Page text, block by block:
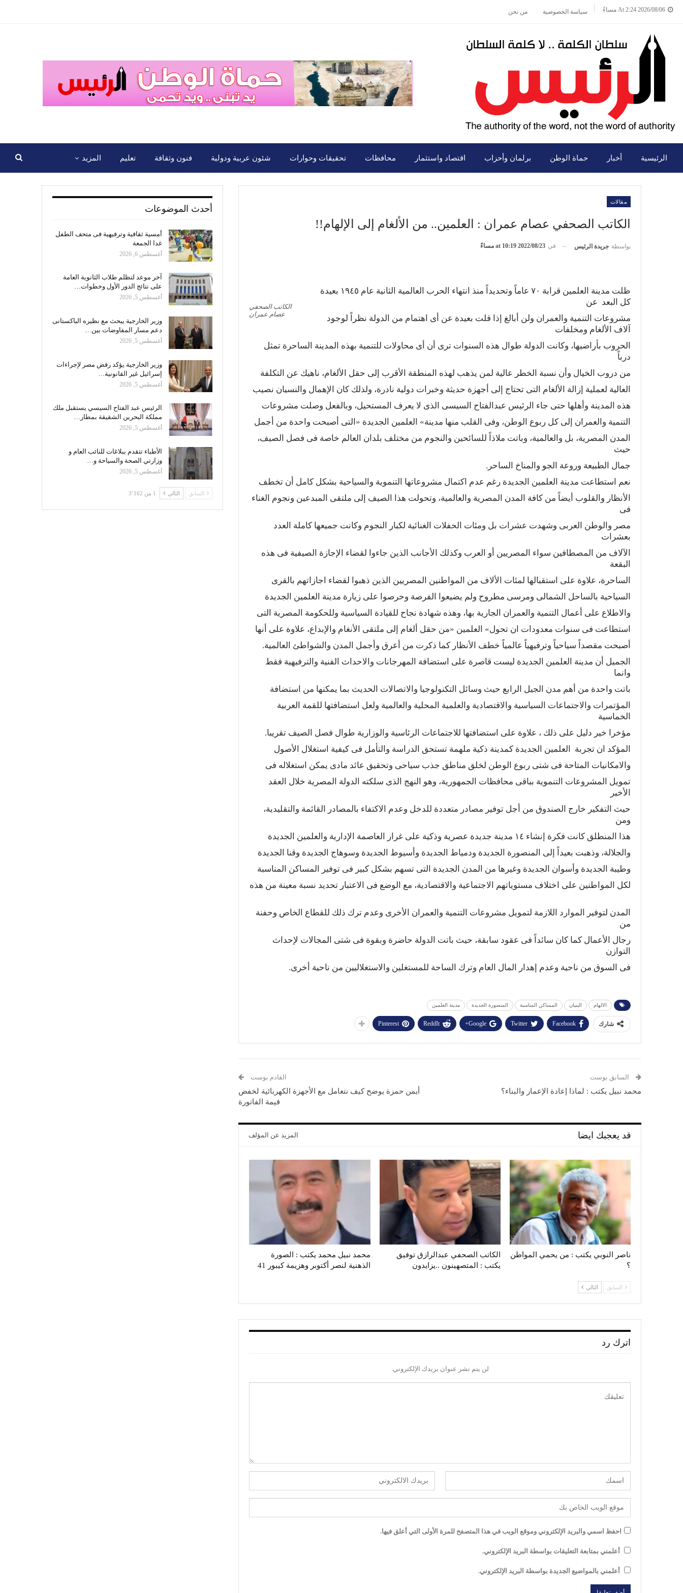
2026/08/06 At 2:24 مساءً سياسة الخصوصية من نحن
الرئيسية أخبار حماة الوطن برلمان وأحزاب اقتصاد واستثمار محافظات تحقيقات وحوارات شئون عربية ودولية فنون وثقافة تعليم المزيد
مقالات
الكاتب الصحفي عصام عمران : العلمين.. من الألغام إلى الإلهام!!
بواسطة جريدة الرئيس في 2022/08/23 at 10:19 مساءً
الكاتب الصحفي
عصام عمران
‬كل‭ ‬البعد ‭ ‬عن‭ ‬
‬آلاف‭ ‬الألغام‭ ‬ومخلفات‭ ‬
‬درباً‭ ‬
من‭ ‬دروب‭ ‬الخيال‭ ‬وأن‭ ‬نسبة‭ ‬الخطر‭ ‬عالية‭ ‬لمن‭ ‬يذهب‭ ‬لهذه‭ ‬المنطقة‭ ‬الأقرب‭ ‬إلى‭ ‬حقل‭ ‬الألغام،‭ ‬ناهيك‭ ‬عن‭ ‬التكلفة‭ ‬
العالية‭ ‬لعملية‭ ‬إزالة‭ ‬الألغام‭ ‬التى‭ ‬تحتاج‭ ‬إلى‭ ‬أجهزة‭ ‬حديثة‭ ‬وخبرات‭ ‬دولية‭ ‬نادرة،‭ ‬ولذلك‭ ‬كان‭ ‬الإهمال‭ ‬والنسيان‭ ‬نصيب‭ ‬
هذه‭ ‬المدينة‭ ‬وأهلها‭ ‬حتى‭ ‬جاء‭ ‬الرئيس‭ ‬عبدالفتاح‭ ‬السيسى‭ ‬الذى‭ ‬لا‭ ‬يعرف‭ ‬المستحيل،‭ ‬وبالفعل‭ ‬وصلت‭ ‬مشروعات‭ ‬
التنمية‭ ‬والعمران‭ ‬إلى‭ ‬كل‭ ‬ربوع‭ ‬الوطن،‭ ‬وفى‭ ‬القلب‭ ‬منها‭ ‬مدينة‭ ‬‮»‬العلمين‭ ‬الجديدة‮«‬‭ ‬التى‭ ‬أصبحت‭ ‬واحدة‭ ‬من‭ ‬أجمل‭ ‬
‬حيث‭ ‬
جمال‭ ‬الطبيعة‭ ‬وروعة‭ ‬الجو‭ ‬والمناخ‭ ‬الساحر‭.‬
نعم‭ ‬استطاعت‭ ‬مدينة‭ ‬العلمين‭ ‬الجديدة‭ ‬رغم‭ ‬عدم‭ ‬اكتمال‭ ‬مشروعاتها‭ ‬التنموية‭ ‬والسياحية‭ ‬بشكل‭ ‬كامل‭ ‬أن‭ ‬تخطف‭ ‬
‬فى‭ ‬
‬بعشرات‭ ‬
‬البقعة‭ ‬
الساحرة،‭ ‬علاوة‭ ‬على‭ ‬استقبالها‭ ‬لمئات‭ ‬الألاف‭ ‬من‭ ‬المواطنين‭ ‬المصريين‭ ‬الذين‭ ‬ذهبوا‭ ‬لقضاء‭ ‬اجازاتهم‭ ‬بالقرى‭ ‬
السياحية‭ ‬بالساحل‭ ‬الشمالى‭ ‬ومرسى‭ ‬مطروح‭ ‬ولم‭ ‬يضيعوا‭ ‬الفرصة‭ ‬وحرصوا‭ ‬على‭ ‬زيارة‭ ‬مدينة‭ ‬العلمين‭ ‬الجديدة‭ ‬
والاطلاع‭ ‬على‭ ‬أعمال‭ ‬التنمية‭ ‬والعمران‭ ‬الجارية‭ ‬بها،‭ ‬وهذه‭ ‬شهادة‭ ‬نجاح‭ ‬للقيادة‭ ‬السياسية‭ ‬وللحكومة‭ ‬المصرية‭ ‬التى‭ ‬
استطاعت‭ ‬فى‭ ‬سنوات‭ ‬معدودات‭ ‬ان‭ ‬تحول‭ ‬‮»‬العلمين‮«‬‭ ‬من‭ ‬حقل‭ ‬ألغام‭ ‬إلى‭ ‬ملتقى‭ ‬الأنغام‭ ‬والإبداع،‭ ‬علاوة‭ ‬على‭ ‬أنها‭ ‬
أصبحت‭ ‬مقصداً‭ ‬سياحياً‭ ‬وترفيهياً‭ ‬عالمياً‭ ‬خطف‭ ‬الأنظار‭ ‬كما‭ ‬ذكرت‭ ‬من‭ ‬أعرق‭ ‬وأجمل‭ ‬المدن‭ ‬والشواطئ‭ ‬العالمية‭.‬
الجميل أن مدينة العلمين الجديدة ليست قاصرة على استضافة المهرجانات والاحداث الفنية والترفيهية فقط
وانما
باتت واحدة من أهم مدن الجيل الرابع حيث وسائل التكنولوجيا والاتصالات الحديث بما يمكنها من استضافة
المؤتمرات والاجتماعات السياسية والاقتصادية والعلمية المحلية والعالمية ولعل استضافتها للقمة العربية
الخماسية
مؤخرا خير دليل على ذلك ، علاوة على استضافتها للاجتماعات الرئاسية والوزارية طوال فصل الصيف تقريبا.
المؤكد‭ ‬ان‭ ‬تجربة‭ ‬ ‬العلمين‭ ‬الجديدة كمدينة ذكية ملهمة‭ ‬تستحق‭ ‬الدراسة‭ ‬والتأمل‭ ‬فى‭ ‬كيفية‭ ‬استغلال‭ ‬الأصول‭ ‬
والامكانيات‭ ‬المتاحة‭ ‬فى‭ ‬شتى‭ ‬ربوع‭ ‬الوطن‭ ‬لخلق‭ ‬مناطق‭ ‬جذب‭ ‬سياحى‭ ‬وتحقيق‭ ‬عائد‭ ‬مادى‭ ‬يمكن‭ ‬استغلاله‭ ‬فى‭ ‬
‬الأخير‭ ‬
‬ومن‭ ‬
هذا‭ ‬المنطلق‭ ‬كانت‭ ‬فكرة‭ ‬إنشاء‭ ‬‮٤١‬‭ ‬مدينة‭ ‬جديدة‭ ‬عصرية‭ ‬وذكية‭ ‬على‭ ‬غرار‭ ‬العاصمة‭ ‬الإدارية‭ ‬والعلمين‭ ‬الجديدة‭ ‬
والجلالة،‭ ‬وذهبت‭ ‬بعيداً‭ ‬إلى‭ ‬المنصورة‭ ‬الجديدة‭ ‬ودمياط‭ ‬الجديدة‭ ‬وأسيوط‭ ‬الجديدة‭ ‬وسوهاج‭ ‬الجديدة‭ ‬وقنا‭ ‬الجديدة‭ ‬
وطيبة‭ ‬الجديدة‭ ‬وأسوان‭ ‬الجديدة‭ ‬وغيرها‭ ‬من‭ ‬المدن‭ ‬الجديدة‭ ‬التى‭ ‬تسهم‭ ‬بشكل‭ ‬كبير‭ ‬فى‭ ‬توفير‭ ‬المساكن‭ ‬المناسبة‭ ‬
لكل‭ ‬المواطنين‭ ‬على‭ ‬اختلاف‭ ‬مستوياتهم‭ ‬الاجتماعية‭ ‬والاقتصادية،‭ ‬مع‭ ‬الوضع‭ ‬فى‭ ‬الاعتبار‭ ‬تحديد‭ ‬نسبة‭ ‬معينة‭ ‬من‭ ‬هذه‭
‬من‭ ‬
‬التوازن‭
فى‭ ‬السوق‭ ‬من‭ ‬ناحية‭ ‬وعدم‭ ‬إهدار‭ ‬المال‭ ‬العام‭ ‬وترك‭ ‬الساحة‭ ‬للمستغلين‭ ‬والاستغلاليين‭ ‬من‭ ‬ناحية‭ ‬أخرى‭.‬
الالهام البنيان المساكن المناسبة المنصورة الجديدة مدينة العلمين
شارك Facebook
Twitter
Google+
ReddIt
Pinterest
السابق بوست
محمد نبيل يكتب : لماذا إعادة الإعمار والبناء؟
القادم بوست
أيمن حمزة يوضح كيف نتعامل مع الأجهزة الكهربائية لخفض
قيمة الفاتورة
قد يعجبك ايضا المزيد عن المؤلف
ناصر النوبي يكتب : من يحمي المواطن
؟
الكاتب الصحفي عبدالرازق‭ ‬توفيق
يكتب : المتصهينون‭.. ‬يزايدون
محمد نبيل محمد يكتب : الصورة
الذهنية لنصر أكتوبر وهزيمة كيبور 41
السابق التالي
اترك رد
لن يتم نشر عنوان بريدك الإلكتروني.
احفظ اسمي والبريد الإلكتروني وموقع الويب في هذا المتصفح للمرة الأولى التي أعلق فيها.
أعلمني بمتابعة التعليقات بواسطة البريد الإلكتروني.
أعلمني بالمواضيع الجديدة بواسطة البريد الإلكتروني.
أحدث الموضوعات
أمسية ثقافية وترفيهية فى متحف الطفل
غدا الجمعة
أغسطس 6, 2026
آخر موعد لتظلم طلاب الثانوية العامة
على نتائج الدور الأول وخطوات…
أغسطس 5, 2026
وزير الخارجية يبحث مع نظيره الباكستانى
دعم مسار المفاوضات بين…
أغسطس 5, 2026
وزير الخارجية يؤكد رفض مصر لإجراءات
إسرائيل غير القانونية…
أغسطس 5, 2026
الرئيس عبد الفتاح السيسي يستقبل ملك
مملكة البحرين الشقيقة بمطار…
أغسطس 5, 2026
الأطباء تتقدم ببلاغات للنائب العام و
وزارتي الصحة والسياحة و…
أغسطس 5, 2026
السابق التالي 1 من 3٬162